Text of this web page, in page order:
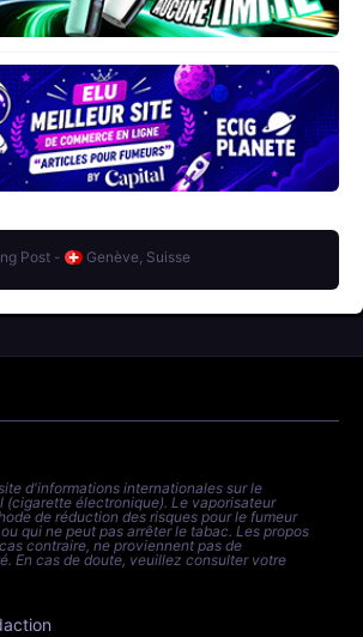
Post - Genève, Suisse
d'informations internationales sur le
(cigarette électronique). Le vaporisateur
de réduction des risques pour le fumeur
qui ne peut pas arrêter le tabac. Les propos
contraire, ne proviennent pas de
En cas de doute, veuillez consulter votre